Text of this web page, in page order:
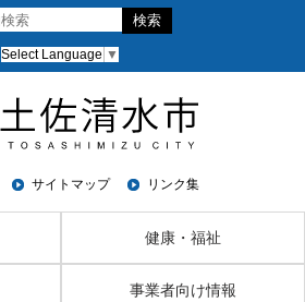
Select Language ▼
サイトマップ リンク集
健康・福祉
事業者向け情報